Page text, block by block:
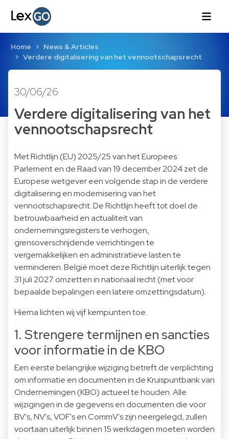
Home
News & Articles
Verdere digitalisering van het vennootschapsrecht
30/06/26
Verdere digitalisering van het
vennootschapsrecht
Met Richtlijn (EU) 2025/25 van het Europees
Parlement en de Raad van 19 december 2024 zet de
Europese wetgever een volgende stap in de verdere
digitalisering en modernisering van het
vennootschapsrecht. De Richtlijn heeft tot doel de
betrouwbaarheid en actualiteit van
ondernemingsregisters te verhogen,
grensoverschrijdende verrichtingen te
vergemakkelijken en administratieve lasten te
verminderen. België moet deze Richtlijn uiterlijk tegen
31 juli 2027 omzetten in nationaal recht (met voor
bepaalde bepalingen een latere omzettingsdatum).
Hierna lichten wij vijf kernpunten toe.
1. Strengere termijnen en sancties
voor informatie in de KBO
Een eerste belangrijke wijziging betreft de verplichting
om informatie en documenten in de Kruispuntbank van
Ondernemingen (KBO) actueel te houden. Alle
wijzigingen in de gegevens en documenten die voor
BV's, NV's, VOF's en CommV's zijn neergelegd, zullen
voortaan uiterlijk binnen 15 werkdagen moeten worden